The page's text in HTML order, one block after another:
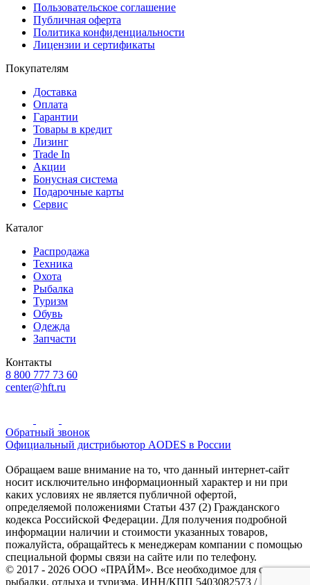
Пользовательское соглашение
Публичная оферта
Политика конфиденциальности
Лицензии и сертификаты
Покупателям
Доставка
Оплата
Гарантии
Товары в кредит
Лизинг
Trade In
Акции
Бонусная система
Подарочные карты
Сервис
Каталог
Распродажа
Техника
Охота
Рыбалка
Туризм
Обувь
Одежда
Запчасти
Контакты
8 800 777 73 60
center@hft.ru
Обратный звонок
Официальный дистрибьютор AODES в России
Обращаем ваше внимание на то, что данный интернет-сайт
носит исключительно информационный характер и ни при
каких условиях не является публичной офертой,
определяемой положениями Статьи 437 (2) Гражданского
кодекса Российской Федерации. Для получения подробной
информации наличии и стоимости указанных товаров,
пожалуйста, обращайтесь к менеджерам компании с помощью
специальной формы связи на сайте или по телефону.
© 2017 - 2026 ООО «ПРАЙМ». Все необходимое для охоты и
рыбалки, отдыха и туризма. ИНН/КПП 5403082573 /